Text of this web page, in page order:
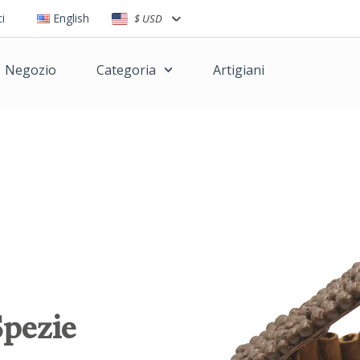
English $ USD
Negozio Categoria Artigiani